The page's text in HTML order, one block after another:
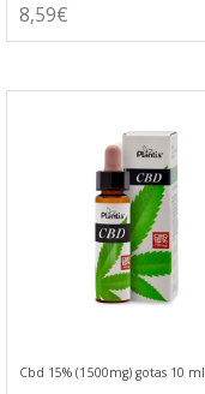
8,59€
Cbd 15% (1500mg) gotas 10 ml